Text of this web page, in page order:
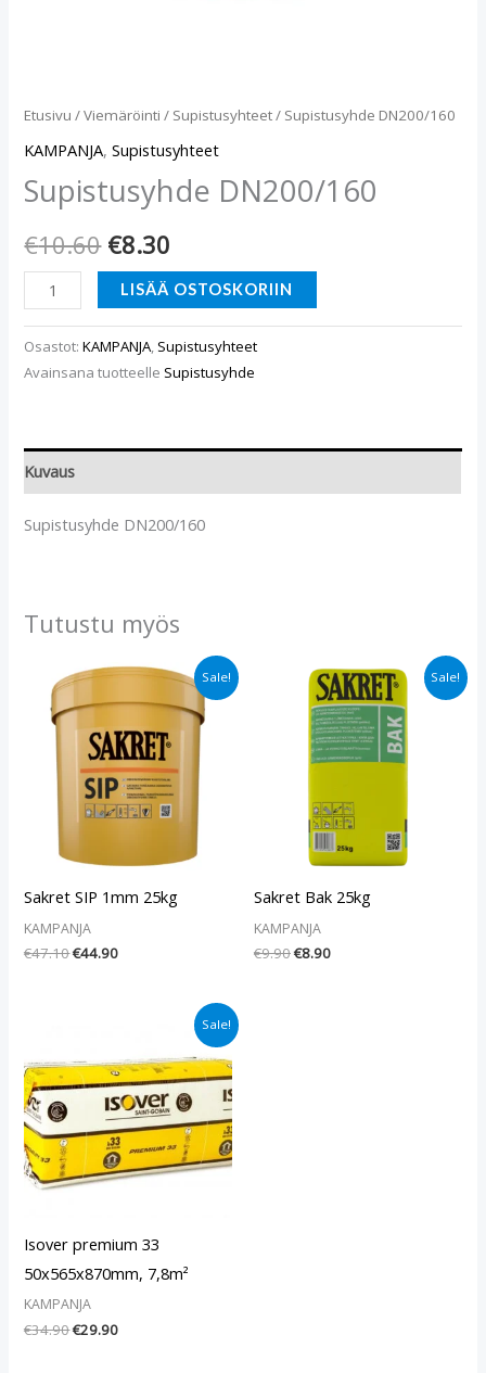
Etusivu /Viemäröinti / Supistusyhteet/ Supistusyhde DN200/160
KAMPANJA,Supistusyhteet
Supistusyhde DN200/160
€10.60 €8.30
LISÄÄ OSTOSKORIIN
Osastot:KAMPANJA, Supistusyhteet
Avainsana tuotteelle Supistusyhde
Kuvaus
Supistusyhde DN200/160
Tutustu myös
Sale!
Sakret SIP 1mm 25kg
KAMPANJA
€47.10
Alkuperäinen
hinta
oli:
€47.10.
€44.90
Nykyinen
on:
€44.90.
Sale!
Sakret Bak 25kg
KAMPANJA
€9.90
Alkuperäinen
hinta
oli:
€9.90.
€8.90
Nykyinen
hinta
on:
€8.90.
Sale!
Isover premium 33
50x565x870mm, 7,8m²
KAMPANJA
€34.90
€34.90.
€29.90
€29.90.